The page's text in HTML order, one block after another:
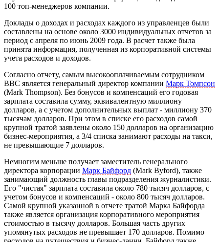
100 топ-менеджеров компании.
Доклады о доходах и расходах каждого из управленцев были
составлены на основе около 3000 индивидуальных отчетов за
период с апреля по июнь 2009 года. В расчет также была
принята информация, полученная из корпоративной системы
учета расходов и доходов.
Согласно отчету, самым высокооплачиваемым сотрудником
BBC является генеральный директор компании Марк Томпсон
(Mark Thompson). Без бонусов и компенсаций его годовая
зарплата составила сумму, эквивалентную миллиону
долларов, а с учетом дополнительных выплат - миллиону 370
тысячам долларов. При этом в списке его расходов самой
крупной тратой заявлены около 150 долларов на организацию
бизнес-мероприятия, а 3/4 списка занимают расходы на такси,
не превышающие 7 долларов.
Немногим меньше получает заместитель генерального
директора корпорации Марк Байфорд (Mark Byford), также
занимающий должность главы подразделения журналистики.
Его "чистая" зарплата составила около 780 тысяч долларов, с
учетом бонусов и компенсаций - около 800 тысяч долларов.
Самой крупной указанной в отчете тратой Марка Байфорда
также является организация корпоративного мероприятия
стоимостью в тысячу долларов. Большая часть других
упомянутых расходов не превышает 170 долларов. Помимо